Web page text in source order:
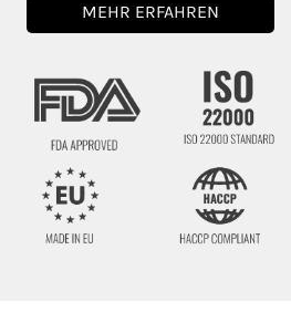
MEHR ERFAHREN